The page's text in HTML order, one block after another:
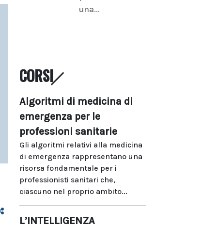
una...
CORSI
Algoritmi di medicina di
emergenza per le
professioni sanitarie
Gli algoritmi relativi alla medicina
di emergenza rappresentano una
risorsa fondamentale per i
professionisti sanitari che,
ciascuno nel proprio ambito...
L’INTELLIGENZA